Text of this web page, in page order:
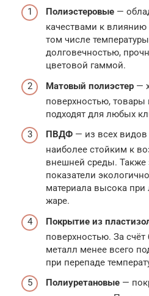
Полиэстеровые —
качествами к
том числе
долговечностью,
цветовой гаммой.
Матовый полиэстер —
поверхностью, товары
подходят для любых
ПВДФ — из всех видов
наиболее стойким к
внешней среды. Также
показатели
материала высока
жаре.
Покрытие из
поверхностью. За
металл менее всего
при перепаде
Полиуретановые —